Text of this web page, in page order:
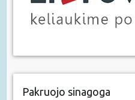
Pakruojo sinagoga